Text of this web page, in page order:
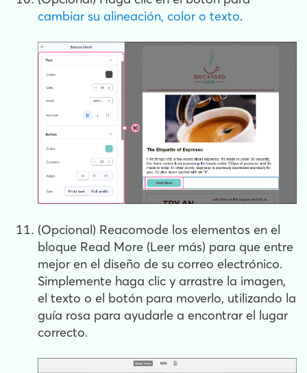
cambiar su alineación, color o texto.
(Opcional) Reacomode los elementos en el
bloque Read More (Leer más) para que entre
mejor en el diseño de su correo electrónico.
Simplemente haga clic y arrastre la imagen,
el texto o el botón para moverlo, utilizando la
guía rosa para ayudarle a encontrar el lugar
correcto.